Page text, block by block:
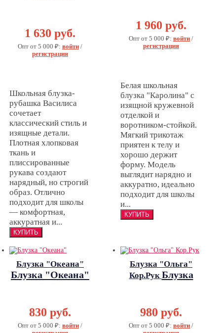
"Василиса"
1 630 руб.
Опт от 5 000 ₽: войти /
регистрация
Школьная блузка-
рубашка Василиса
сочетает
классический стиль и
изящные детали.
Плотная хлопковая
ткань и
плиссированные
рукава создают
нарядный, но строгий
образ. Отлично
подходит для школы
— комфортная,
аккуратная и...
1 960 руб.
Опт от 5 000 ₽: войти /
регистрация
Белая школьная
блузка "Каролина" с
изящной кружевной
отделкой и
воротником-стойкой.
Мягкий трикотаж
приятен к телу и
хорошо держит
форму. Модель
выглядит нарядно и
аккуратно, идеально
подходит для школы
и...
Блузка "Океана"
Блузка "Океана"
830 руб.
Опт от 5 000 ₽: войти /
Блузка "Ольга"
Кор.Рук Блузка
980 руб.
Опт от 5 000 ₽: войти /